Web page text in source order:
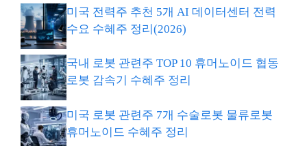
미국 전력주 추천 5개 AI 데이터센터 전력
수요 수혜주 정리(2026)
국내 로봇 관련주 TOP 10 휴머노이드 협동
로봇 감속기 수혜주 정리
미국 로봇 관련주 7개 수술로봇 물류로봇
휴머노이드 수혜주 정리